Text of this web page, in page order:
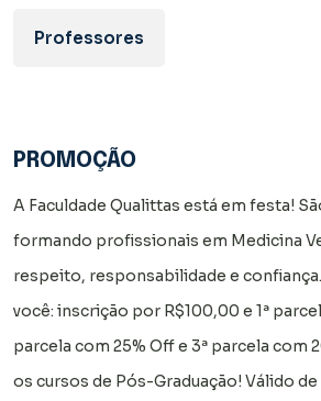
Professores
PROMOÇÃO
A Faculdade Qualittas está em festa!
formando profissionais em Medicina
respeito, responsabilidade e confiança.
você: inscrição por R$100,00 e 1ª
parcela com 25% Off e 3ª parcela com
os cursos de Pós-Graduação! Válido de